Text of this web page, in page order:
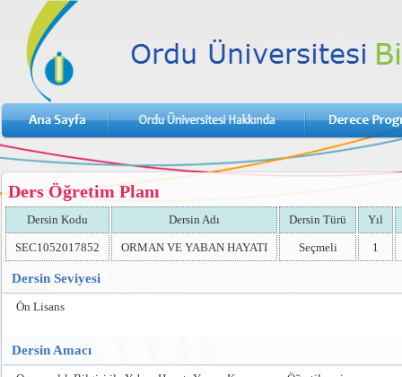
Ders Öğretim Planı
Dersin Kodu Dersin Adı Dersin Türü Yıl
SEC1052017852 ORMAN VE YABAN HAYATI Seçmeli 1
Dersin Seviyesi
Ön Lisans
Dersin Amacı